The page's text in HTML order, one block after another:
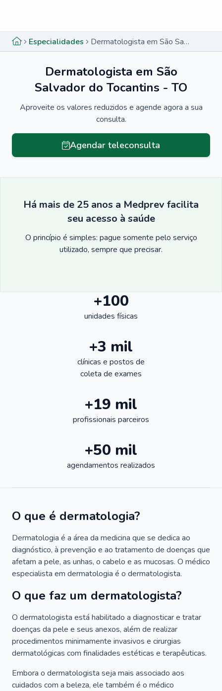
Especialidades Dermatologista em São Salvador do Tocantins - TO
Dermatologista em São
Salvador do Tocantins - TO
Aproveite os valores reduzidos e agende agora a sua
consulta.
Agendar teleconsulta
Há mais de 25 anos a Medprev facilita
seu acesso à saúde
O princípio é simples: pague somente pelo serviço
utilizado, sempre que precisar.
+100
unidades físicas
+3 mil
clínicas e postos de
coleta de exames
+19 mil
profissionais parceiros
+50 mil
agendamentos realizados
O que é dermatologia?
Dermatologia é a área da medicina que se dedica ao
diagnóstico, à prevenção e ao tratamento de doenças que
afetam a pele, as unhas, o cabelo e as mucosas. O médico
especialista em dermatologia é o dermatologista.
O que faz um dermatologista?
O dermatologista está habilitado a diagnosticar e tratar
doenças da pele e seus anexos, além de realizar
procedimentos minimamente invasivos e cirurgias
dermatológicas com finalidades estéticas e terapêuticas.
Embora o dermatologista seja mais associado aos
cuidados com a beleza, ele também é o médico